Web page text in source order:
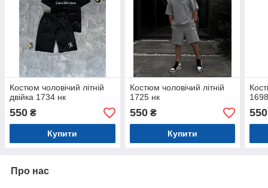
Костюм чоловічий літній
двійка 1734 нк
550 ₴
Купити
Костюм чоловічий літній
1725 нк
550₴
Купити
550
Про нас